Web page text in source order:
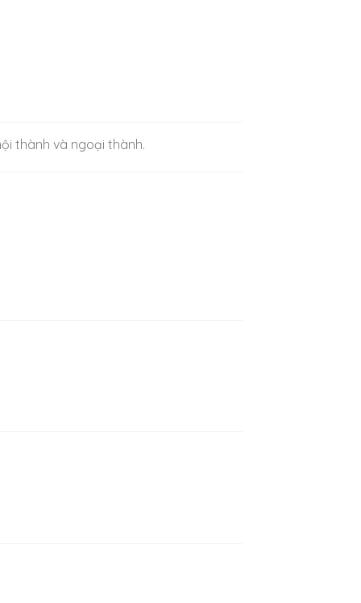
thành và ngoại thành.